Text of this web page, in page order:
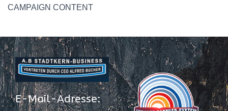
CAMPAIGN CONTENT
E-Mail-Adresse: